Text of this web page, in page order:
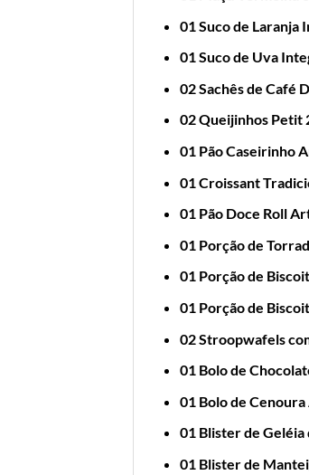
01 Suco de Laranja
01 Suco de Uva
02 Sachês de Café
02 Queijinhos Petit
01 Pão Caseirinho
01 Croissant
01 Pão Doce Roll
01 Porção de
01 Porção de
01 Porção de
02 Stroopwafels
01 Bolo de
01 Bolo de
01 Blister de Geléia
01 Blister de